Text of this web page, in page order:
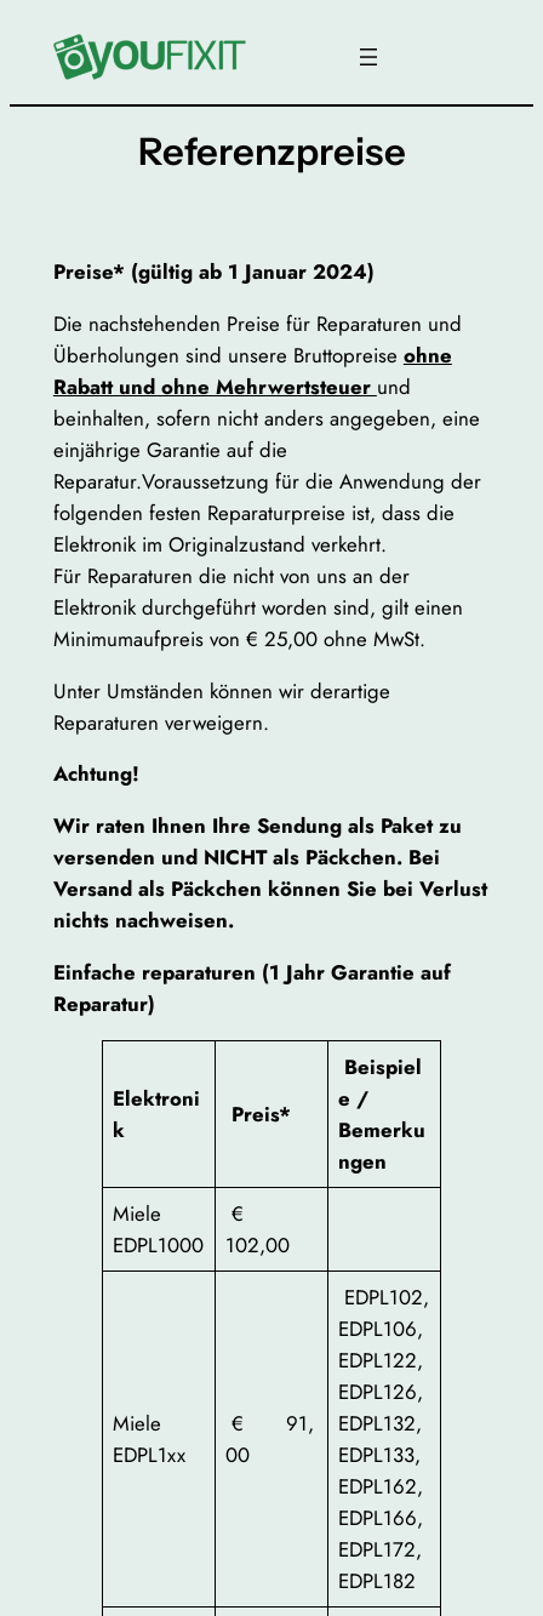
Referenzpreise
Preise* (gültig ab 1 Januar 2024)
Die nachstehenden Preise für Reparaturen und
Überholungen sind unsere Bruttopreise ohne
Rabatt und ohne Mehrwertsteuer und
beinhalten, sofern nicht anders angegeben, eine
einjährige Garantie auf die
Reparatur.Voraussetzung für die Anwendung der
folgenden festen Reparaturpreise ist, dass die
Elektronik im Originalzustand verkehrt.
Für Reparaturen die nicht von uns an der
Elektronik durchgeführt worden sind, gilt einen
Minimumaufpreis von € 25,00 ohne MwSt.
Unter Umständen können wir derartige
Reparaturen verweigern.
Achtung!
Wir raten Ihnen Ihre Sendung als Paket zu
versenden und NICHT als Päckchen. Bei
Versand als Päckchen können Sie bei Verlust
nichts nachweisen.
Einfache reparaturen (1 Jahr Garantie auf
Reparatur)
Elektroni
k
Preis*
Beispiel
e /
Bemerku
ngen
Miele
EDPL1000
€
102,00
Miele
EDPL1xx
€ 91,
00
EDPL102,
EDPL106,
EDPL122,
EDPL126,
EDPL132,
EDPL133,
EDPL162,
EDPL166,
EDPL172,
EDPL182